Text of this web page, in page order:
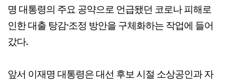
명 대통령의 주요 공약으로 언급됐던 코로나 피해로
인한 대출 탕감·조정 방안을 구체화하는 작업에 들어
갔다.
앞서 이재명 대통령은 대선 후보 시절 소상공인과 자